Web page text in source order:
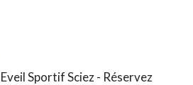
Sportif Sciez - Réservez